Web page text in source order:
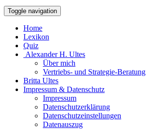
Toggle navigation
Home
Lexikon
Quiz
Alexander H. Ultes
Über mich
Vertriebs- und Strategie-Beratung
Britta Ultes
Impressum & Datenschutz
Impressum
Datenschutzerklärung
Datenschutzeinstellungen
Datenauszug